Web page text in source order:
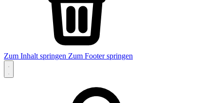
Zum Inhalt springen Zum Footer springen